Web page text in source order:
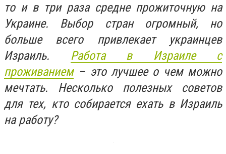
то и в три раза средне прожиточную на
Украине. Выбор стран огромный, но
больше всего привлекает украинцев
Израиль. Работа в Израиле с
проживанием– это лучшее о чем можно
мечтать. Несколько полезных советов
для тех, кто собирается ехать в Израиль
на работу?